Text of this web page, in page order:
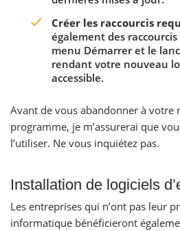
Créer les raccourcis
également des
menu Démarrer et le
rendant votre nouveau
accessible.
Avant de vous abandonner à votre
programme, je m’assurerai que
l’utiliser. Ne vous inquiétez pas.
Installation de logiciels
Les entreprises qui n’ont pas leur
informatique bénéficieront